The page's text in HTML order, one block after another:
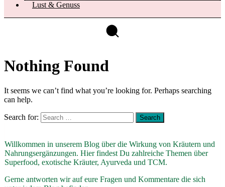
Lust & Genuss
Nothing Found
It seems we can’t find what you’re looking for. Perhaps searching
can help.
Search for:
Willkommen in unserem Blog über die Wirkung von Kräutern und
Nahrungsergänzungen. Hier findest Du zahlreiche Themen über
Superfood, exotische Kräuter, Ayurveda und TCM.
Gerne antworten wir auf eure Fragen und Kommentare die sich